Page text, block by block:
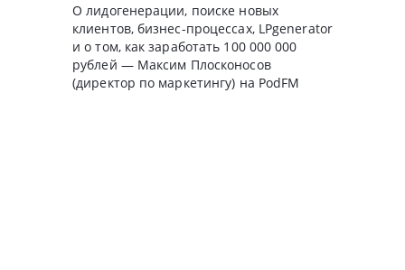
О лидогенерации, поиске новых
клиентов, бизнес-процессах, LPgenerator
и о том, как заработать 100 000 000
рублей — Максим Плосконосов
(директор по маркетингу) на PodFM